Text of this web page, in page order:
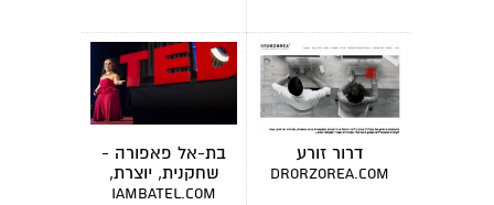
דרור זורע
drorzorea.com
בת-אל פאפורה -
שחקנית, יוצרת,
מרצה
iambatel.com